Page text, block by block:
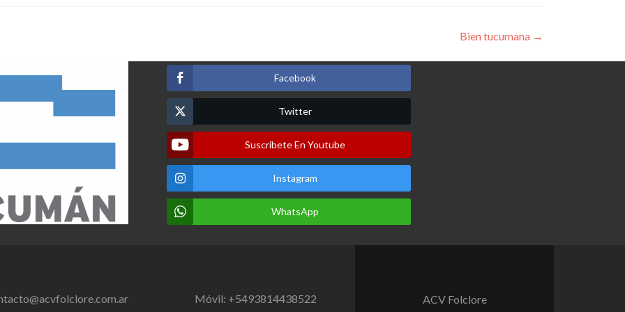
Bien tucumana →
Facebook
Twitter
Suscribete En Youtube
Instagram
WhatsApp
Móvil: +5493814438522 ACV Folclore